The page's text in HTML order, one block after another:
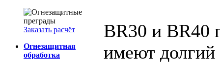
Заказать расчёт
Огнезащитная
обработка
BR30 и BR40
имеют